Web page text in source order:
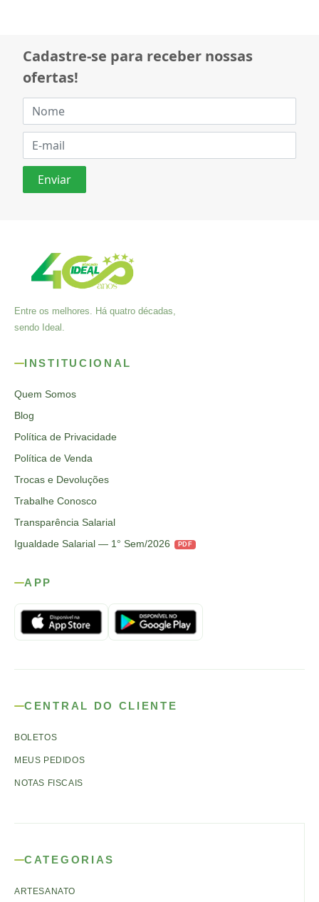
Cadastre-se para receber nossas
ofertas!
Entre os melhores. Há quatro décadas,
sendo Ideal.
INSTITUCIONAL
Quem Somos
Blog
Política de Privacidade
Política de Venda
Trocas e Devoluções
Trabalhe Conosco
Transparência Salarial
Igualdade Salarial — 1° Sem/2026
PDF
APP
CENTRAL DO CLIENTE
BOLETOS
MEUS PEDIDOS
NOTAS FISCAIS
CATEGORIAS
ARTESANATO